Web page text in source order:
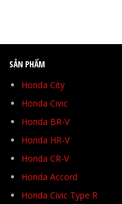
SẢN PHẨM
Honda City
Honda Civic
Honda BR-V
Honda HR-V
Honda CR-V
Honda Accord
Honda Civic Type R